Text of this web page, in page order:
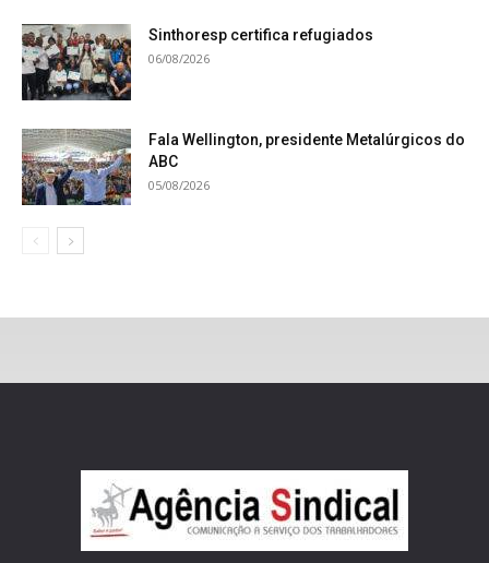
Sinthoresp certifica refugiados
06/08/2026
Fala Wellington, presidente Metalúrgicos do
ABC
05/08/2026